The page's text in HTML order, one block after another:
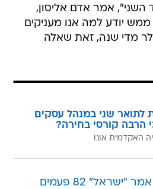
השני", אמר אדם אליסון,
ממש יודע למה אנו מעניקים
דולר מדי שנה, זאת שאלה
לתואר שני במנהל עסקים
הרבה קורסי בחירה?
האקדמית אונו
פרו-פלסטיני? אובמה אמר "ישראל" 82 פעמים